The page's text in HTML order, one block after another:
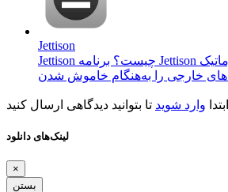
Jettison
Jettison چیست؟ برنامه Jettison می‌تواند به‌طور اتوماتیک
ابتدا وارد شوید
لینک‌های دانلود
×
بستن